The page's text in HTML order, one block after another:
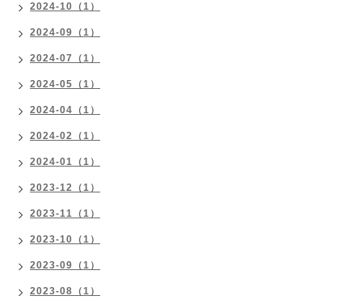
2024-10（1）
2024-09（1）
2024-07（1）
2024-05（1）
2024-04（1）
2024-02（1）
2024-01（1）
2023-12（1）
2023-11（1）
2023-10（1）
2023-09（1）
2023-08（1）